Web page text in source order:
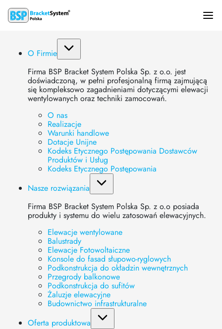
O Firmie
Firma BSP Bracket System Polska Sp. z o.o. jest
doświadczoną, w pełni profesjonalną firmą zajmującą
się kompleksowo zagadnieniami dotyczącymi elewacji
wentylowanych oraz techniki zamocowań.
O nas
Realizacje
Warunki handlowe
Dotacje Unijne
Kodeks Etycznego Postępowania Dostawców
Produktów i Usług
Kodeks Etycznego Postępowania
Nasze rozwiązania
Firma BSP Bracket System Polska Sp. z o.o posiada
produkty i systemu do wielu zatosowań elewacyjnych.
Elewacje wentylowane
Balustrady
Elewacje Fotowoltaiczne
Konsole do fasad słupowo-ryglowych
Podkonstrukcja do okładzin wewnętrznych
Przegrody balkonowe
Podkonstrukcja do sufitów
Żaluzje elewacyjne
Budownictwo infrastrukturalne
Oferta produktowa
Profil KWN3
Strona główna»Produkty»Profile»Profile zewnętrzne »Profil
Profil KWN3 jest profilem narożnym, najczęściej stosowanym
w połączeniu z konsolą narożną KG1. Profil ten posiada
„nóżkę” o długości 116 mm, co zapewnia odpowiednio dużą
regulację płaszczyzny okładziny. Dzięki profilowi KWN3
można przytwierdzić dwa panele narożne do konstrukcji
budynku w sposób pewny i trwały zachowując odpowiednią
odległość mocowania panelu od jego krawędzi.